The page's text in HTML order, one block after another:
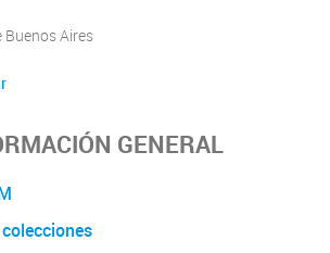
Aires
GENERAL